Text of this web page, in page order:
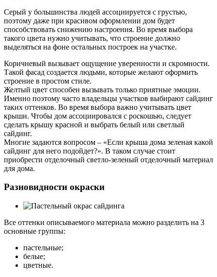
Серый у большинства людей ассоциируется с грустью,
поэтому даже при красивом оформлении дом будет
способствовать снижению настроения. Во время выбора
такого цвета нужно учитывать, что строение должно
выделяться на фоне остальных построек на участке.
Коричневый вызывает ощущение уверенности и скромности.
Такой фасад создается людьми, которые желают оформить
строение в простом стиле.
Желтый цвет способен вызывать только приятные эмоции.
Именно поэтому часто владельцы участков выбирают сайдинг
таких оттенков. Во время выбора важно учитывать цвет
крыши. Чтобы дом ассоциировался с роскошью, следует
сделать крышу красной и выбрать белый или светлый
сайдинг.
Многие задаются вопросом – «Если крыша дома зеленая какой
сайдинг для него подойдет?». В таком случае стоит
приобрести отделочный светло-зеленый отделочный материал
для дома.
Разновидности окраски
Все оттенки описываемого материала можно разделить на 3
основные группы:
пастельные;
белые;
цветные.